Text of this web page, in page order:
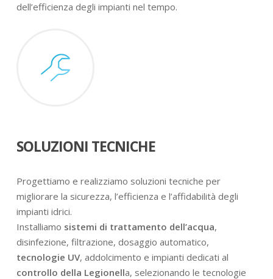
dell’efficienza degli impianti nel tempo.
SOLUZIONI TECNICHE
Progettiamo e realizziamo soluzioni tecniche per
migliorare la sicurezza, l’efficienza e l’affidabilità degli
impianti idrici.
Installiamo sistemi di trattamento dell’acqua,
disinfezione, filtrazione, dosaggio automatico,
tecnologie UV, addolcimento e impianti dedicati al
controllo della Legionella, selezionando le tecnologie